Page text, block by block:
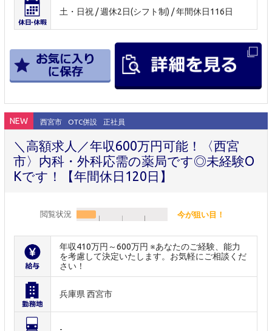
土・日祝 / 週休2日(シフト制) / 年間休日116日
NEW 西宮市 OTC併設 正社員
＼高額求人／年収600万円可能！〈西宮
市〉内科・外科応需の薬局です◎未経験O
Kです！【年間休日120日】
閲覧状況 今が狙い目！
年収410万円～600万円 ※あなたのご経験、能力
を考慮して決定いたします。お気軽にご相談くだ
さい！
兵庫県 西宮市